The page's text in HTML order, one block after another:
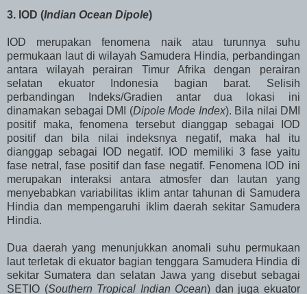
3. IOD (Indian Ocean Dipole)
IOD merupakan fenomena naik atau turunnya suhu
permukaan laut di wilayah Samudera Hindia, perbandingan
antara wilayah perairan Timur Afrika dengan perairan
selatan ekuator Indonesia bagian barat. Selisih
perbandingan Indeks/Gradien antar dua lokasi ini
dinamakan sebagai DMI (Dipole Mode Index). Bila nilai DMI
positif maka, fenomena tersebut dianggap sebagai IOD
positif dan bila nilai indeksnya negatif, maka hal itu
dianggap sebagai IOD negatif. IOD memiliki 3 fase yaitu
fase netral, fase positif dan fase negatif. Fenomena IOD ini
merupakan interaksi antara atmosfer dan lautan yang
menyebabkan variabilitas iklim antar tahunan di Samudera
Hindia dan mempengaruhi iklim daerah sekitar Samudera
Hindia.
Dua daerah yang menunjukkan anomali suhu permukaan
laut terletak di ekuator bagian tenggara Samudera Hindia di
sekitar Sumatera dan selatan Jawa yang disebut sebagai
SETIO (Southern Tropical Indian Ocean) dan juga ekuator